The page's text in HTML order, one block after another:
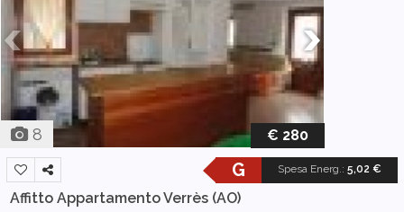
8 € 280
Spesa Energ.: 5,02 €
G
Affitto AppartamentoVerrès (AO)